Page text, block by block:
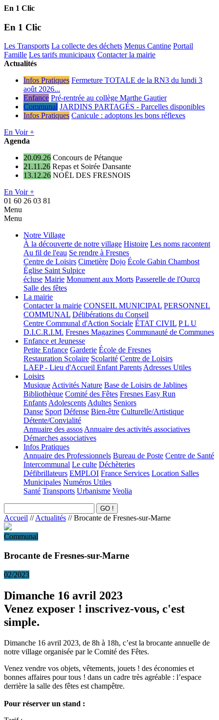
En 1 Clic
En 1 Clic
Les Transports La collecte des déchets Menus Cantine Portail
Famille Les tarifs municipaux Contacter la mairie
Actualités
Infos Pratiques Fermeture TOTALE de la RN3 du lundi 3
août 2026...
Enfance Pré-rentrée au collège Marthe Gautier
Communal JARDINS PARTAGÉS - Parcelles disponibles
Infos Pratiques Canicule : adoptons les bons réflexes
En Voir +
Agenda
20.09.26 Concours de Pétanque
21.11.26 Repas et Soirée Dansante
13.12.26 NOËL DES FRESNOIS
En Voir +
01 60 26 03 81
Menu
Menu
Notre Village
À la découverte de notre village Histoire Les noms racontent
Au fil de l'eau Se rendre à Fresnes
Centre de Loisirs Cimetière Dojo École Gabin Chambost
Église Saint Sulpice
écluse Mairie Monument aux Morts Passerelle de l'Ourcq
Salle des fêtes
La mairie
Contacter la mairie CONSEIL MUNICIPAL PERSONNEL
COMMUNAL Délibérations du Conseil
Centre Communal d'Action Sociale ÉTAT CIVIL P L U
D.I.C.R.I.M. Fresnes Magazines Communauté de Communes
Enfance et Jeunesse
Petite Enfance Garderie École de Fresnes
Restauration Scolaire Scolarité Centre de Loisirs
LAEP - Lieu d'Accueil Enfant ParentsAdresses Utiles
Loisirs
MusiqueActivités Nature Base de Loisirs de Jablines
Bibliothèque Comité des Fêtes Fresnes Easy Run
EnfantsAdolescentsAdultes Seniors
Danse Sport Défense Bien-être Culturelle/Artistique
Détente/Convialité
Annuaire des assosAnnuaire des activités associatives
Démarches associatives
Infos Pratiques
Annuaire des Professionnels Bureau de Poste Centre de Santé
Intercommunal Le culte Déchèteries
Défibrillateurs EMPLOI France Services Location Salles
Municipales Numéros Utiles
Santé Transports Urbanisme Veolia
Accueil //Actualités // Brocante de Fresnes-sur-Marne
Communal
Brocante de Fresnes-sur-Marne
02/2023
Dimanche 16 avril 2023
Venez exposer ! inscrivez-vous, c'est
simple.
Dimanche 16 avril 2023, de 8h à 18h, c’est la brocante annuelle de
notre village organisée par le Comité des Fêtes.
Venez vendre vos objets, vêtements, jouets ! des économies et
bonnes affaires pour tous ! dans un cadre très agréable : l’espace
derrière la salle des fêtes est champêtre.
Pour réserver un stand :